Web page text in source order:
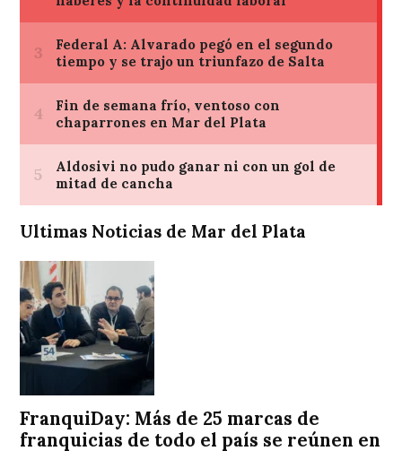
Ultimas Noticias de Mar del Plata
FranquiDay: Más de 25 marcas de
franquicias de todo el país se reúnen en